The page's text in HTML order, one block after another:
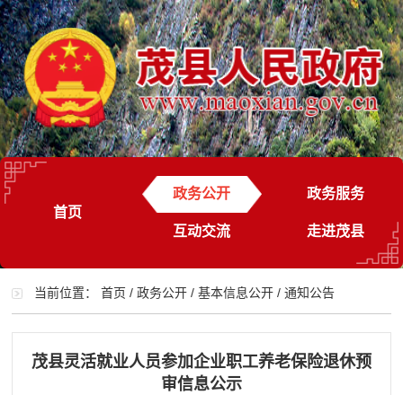
首页
政务公开 政务服务
互动交流 走进茂县
当前位置：首页 /政务公开 /基本信息公开 /通知公告
茂县灵活就业人员参加企业职工养老保险退休预
审信息公示